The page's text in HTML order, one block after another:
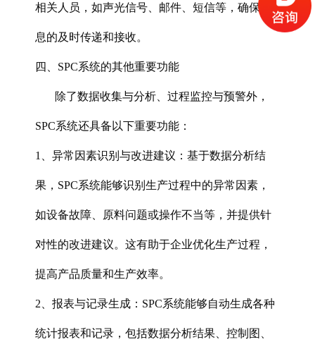
相关人员，如声光信号、邮件、短信等，确保信
息的及时传递和接收。
四、SPC系统的其他重要功能
除了数据收集与分析、过程监控与预警外，
SPC系统还具备以下重要功能：
1、异常因素识别与改进建议‌：基于数据分析结
果，SPC系统能够识别生产过程中的异常因素，
如设备故障、原料问题或操作不当等，并提供针
对性的改进建议。这有助于企业优化生产过程，
提高产品质量和生产效率。
2、报表与记录生成‌：SPC系统能够自动生成各种
统计报表和记录，包括数据分析结果、控制图、